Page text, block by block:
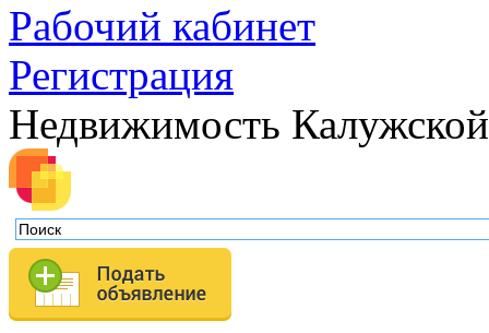
Рабочий кабинет
Регистрация
Недвижимость